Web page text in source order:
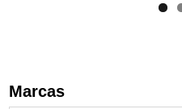
Marcas